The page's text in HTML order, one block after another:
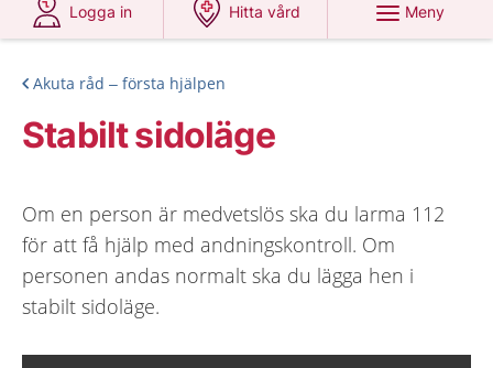
Logga in
Hitta vård
Meny
Akuta råd – första hjälpen
Stabilt sidoläge
Om en person är medvetslös ska du larma 112
för att få hjälp med andningskontroll. Om
personen andas normalt ska du lägga hen i
stabilt sidoläge.